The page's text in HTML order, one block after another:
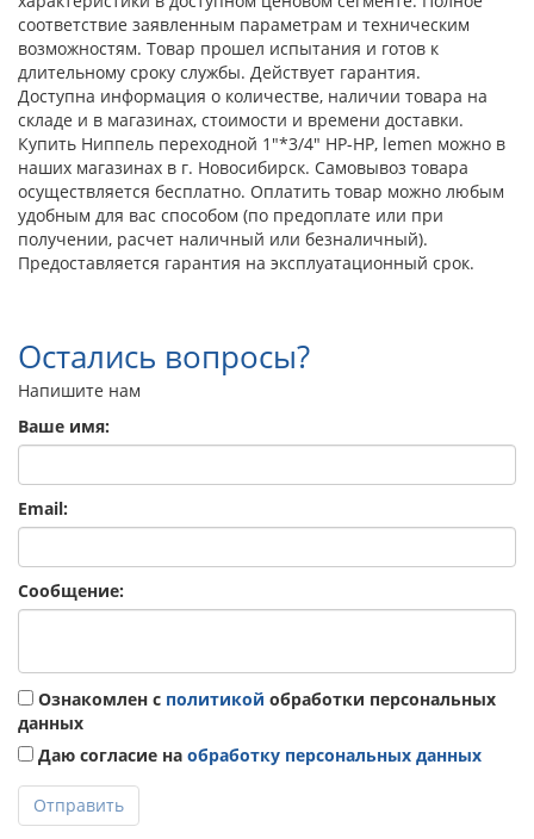
соответствие заявленным параметрам и техническим
возможностям. Товар прошел испытания и готов к
длительному сроку службы. Действует гарантия.
Доступна информация о количестве, наличии товара на
складе и в магазинах, стоимости и времени доставки.
Купить Ниппель переходной 1"*3/4" НР-НР, lemen можно в
наших магазинах в г. Новосибирск. Самовывоз товара
осуществляется бесплатно. Оплатить товар можно любым
удобным для вас способом (по предоплате или при
получении, расчет наличный или безналичный).
Предоставляется гарантия на эксплуатационный срок.
Остались вопросы?
Напишите нам
Ваше имя:
Email:
Сообщение:
Ознакомлен с политикой обработки персональных
данных
Даю согласие на обработку персональных данных
Отправить